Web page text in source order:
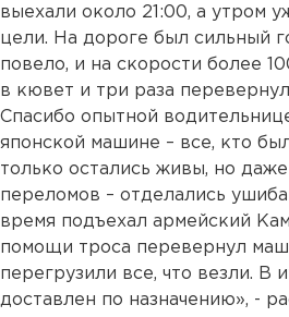
выехали около 21:00, а утром
цели. На дороге был сильный
повело, и на скорости более
в кювет и три раза
Спасибо опытной
японской машине – все, кто
только остались живы, но
переломов – отделались
время подъехал армейский
помощи троса перевернул
перегрузили все, что везли. В
доставлен по назначению», -